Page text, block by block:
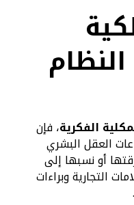
الفكرية، فإن
العقل البشري
أو نسبها إلى
التجارية وبراءات